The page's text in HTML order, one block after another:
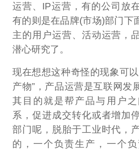
运营、IP运营，有的公司放
有的则是在品牌(市场)部门下
主的用户运营、活动运营，
潜心研究了。
现在想想这种奇怪的现象可
产物”，产品运营是互联网发
其目的就是帮产品与用户
系，促进成交转化或者增加
部门呢，脱胎于工业时代，
的，一个负责生产，一个